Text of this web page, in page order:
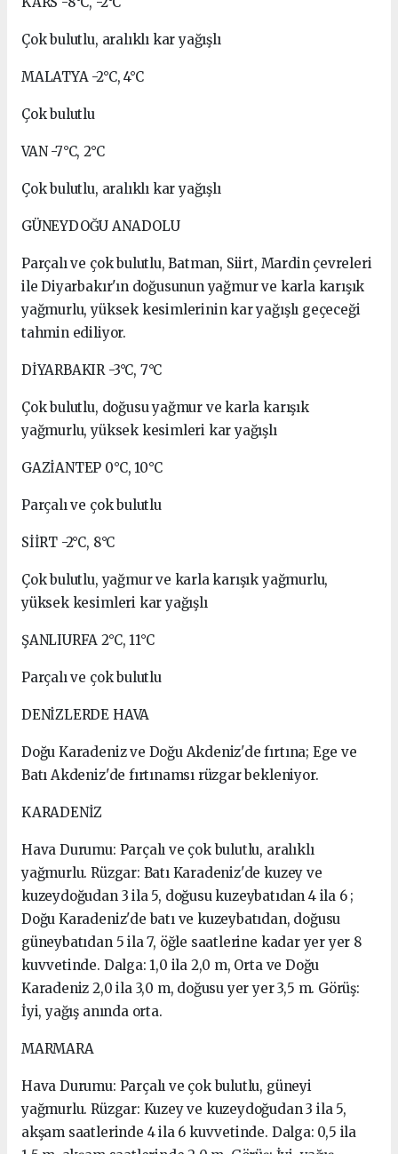
Çok bulutlu, aralıklı kar yağışlı
MALATYA -2°C, 4°C
Çok bulutlu
VAN -7°C, 2°C
Çok bulutlu, aralıklı kar yağışlı
GÜNEYDOĞU ANADOLU
Parçalı ve çok bulutlu, Batman, Siirt, Mardin çevreleri
ile Diyarbakır'ın doğusunun yağmur ve karla karışık
yağmurlu, yüksek kesimlerinin kar yağışlı geçeceği
tahmin ediliyor.
DİYARBAKIR -3°C, 7°C
Çok bulutlu, doğusu yağmur ve karla karışık
yağmurlu, yüksek kesimleri kar yağışlı
GAZİANTEP 0°C, 10°C
Parçalı ve çok bulutlu
SİİRT -2°C, 8°C
Çok bulutlu, yağmur ve karla karışık yağmurlu,
yüksek kesimleri kar yağışlı
ŞANLIURFA 2°C, 11°C
Parçalı ve çok bulutlu
DENİZLERDE HAVA
Doğu Karadeniz ve Doğu Akdeniz'de fırtına; Ege ve
Batı Akdeniz'de fırtınamsı rüzgar bekleniyor.
KARADENİZ
Hava Durumu: Parçalı ve çok bulutlu, aralıklı
yağmurlu. Rüzgar: Batı Karadeniz'de kuzey ve
kuzeydoğudan 3 ila 5, doğusu kuzeybatıdan 4 ila 6 ;
Doğu Karadeniz'de batı ve kuzeybatıdan, doğusu
güneybatıdan 5 ila 7, öğle saatlerine kadar yer yer 8
kuvvetinde. Dalga: 1,0 ila 2,0 m, Orta ve Doğu
Karadeniz 2,0 ila 3,0 m, doğusu yer yer 3,5 m. Görüş:
İyi, yağış anında orta.
MARMARA
Hava Durumu: Parçalı ve çok bulutlu, güneyi
yağmurlu. Rüzgar: Kuzey ve kuzeydoğudan 3 ila 5,
akşam saatlerinde 4 ila 6 kuvvetinde. Dalga: 0,5 ila